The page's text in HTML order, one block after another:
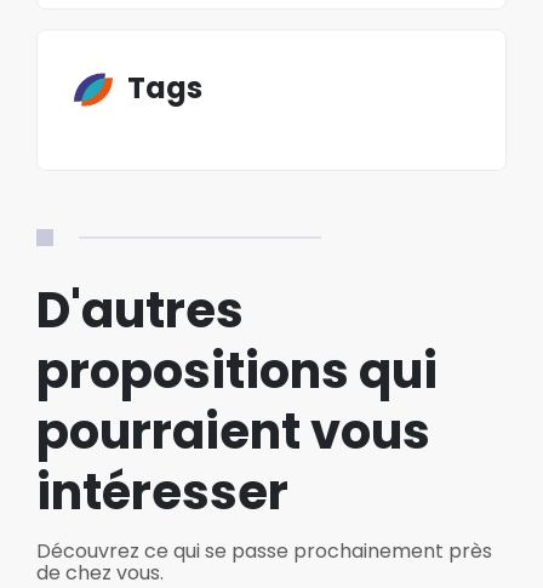
Tags
D'autres
propositions qui
pourraient vous
intéresser
Découvrez ce qui se passe prochainement près
de chez vous.